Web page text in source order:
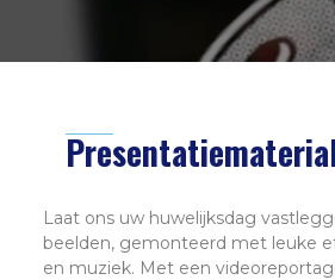
Laat ons uw huwelijksdag
beelden, gemonteerd met leuke
en muziek. Met een